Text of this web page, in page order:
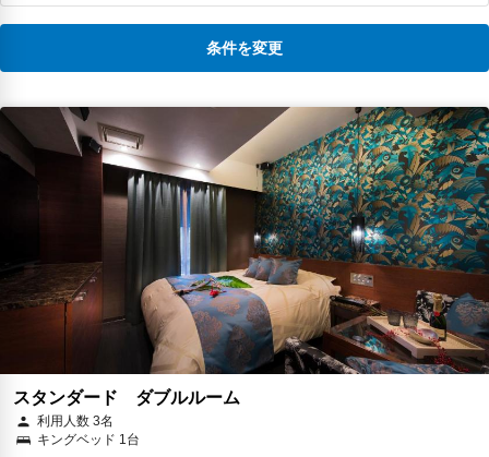
条件を変更
スタンダード ダブルルーム
利用人数 3名
キングベッド 1台